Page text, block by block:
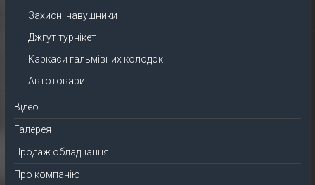
Захисні навушники
Джгут турнікет
Каркаси гальмівних колодок
Автотовари
Відео
Галерея
Продаж обладнання
Про компанію